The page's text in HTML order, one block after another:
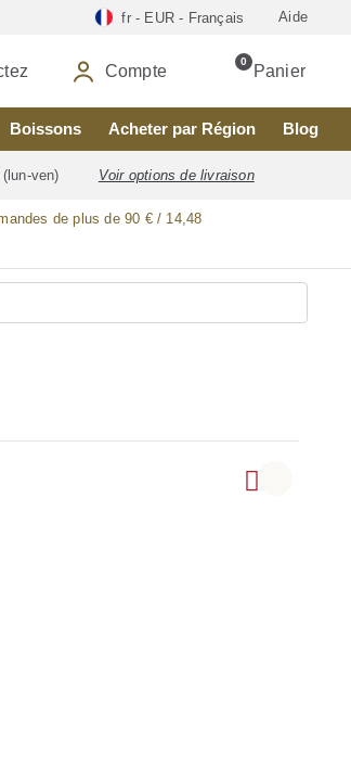
fr - EUR - Français Aide
Compte 0 Panier
Boissons Acheter par Région Blog
ven) Voir options de livraison
de plus de 90 € / 14,48